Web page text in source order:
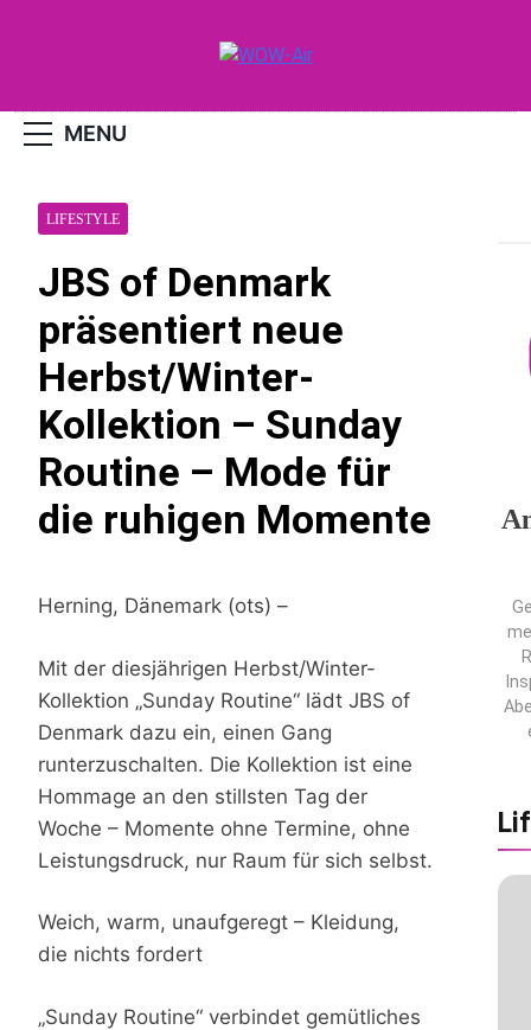
WOW-Air
MENU
LIFESTYLE
JBS of Denmark
präsentiert neue
Herbst/Winter-
Kollektion – Sunday
Routine – Mode für
die ruhigen Momente
Herning, Dänemark (ots) –
Mit der diesjährigen Herbst/Winter-
Kollektion „Sunday Routine“ lädt JBS of
Denmark dazu ein, einen Gang
runterzuschalten. Die Kollektion ist eine
Hommage an den stillsten Tag der
Woche – Momente ohne Termine, ohne
Leistungsdruck, nur Raum für sich selbst.
Weich, warm, unaufgeregt – Kleidung,
die nichts fordert
„Sunday Routine“ verbindet gemütliches